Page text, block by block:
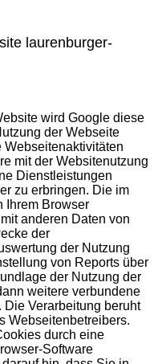
laurenburger-
wird Google diese
der Webseite
Webseitenaktivitäten
mit der Websitenutzung
Dienstleistungen
zu erbringen. Die im
Ihrem Browser
anderen Daten von
der
der Nutzung
von Reports über
der Nutzung der
weitere verbundene
Verarbeitung beruht
Webseitenbetreibers.
durch eine
Software